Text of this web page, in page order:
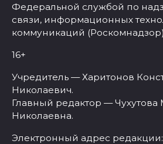
Федеральной службой по
связи, информационных
коммуникаций
16+
Учредитель — Харитонов
Николаевич.
Главный редактор — Чухутова
Николаевна.
Электронный адрес редакции: